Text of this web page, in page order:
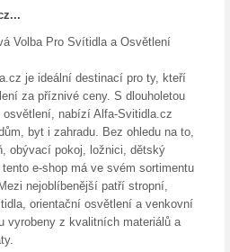
blízké
za pár vteřin
od Alfa-